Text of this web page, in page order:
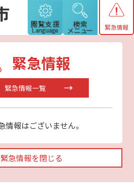
緊急情報
緊急情報
緊急情報一覧
情報はございません。
緊急情報を閉じる